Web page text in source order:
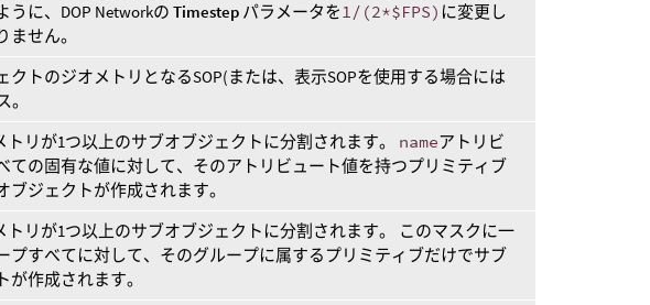
うに、DOP NetworkのTimestep パラメータを1/(2*$FPS) に変更し
ません。
クトのジオメトリとなるSOP(または、表示SOPを使用する場合には
。
トリが1つ以上のサブオブジェクトに分割されます。 nameアトリビ
ての固有な値に対して、そのアトリビュート値を持つプリミティブ
ブジェクトが作成されます。
トリが1つ以上のサブオブジェクトに分割されます。 このマスクに一
プすべてに対して、そのグループに属するプリミティブだけでサブ
が作成されます。